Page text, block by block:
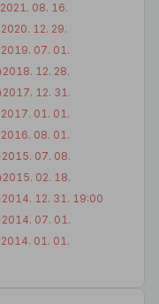
2021. 08. 16.
2020. 12. 29.
2019. 07. 01.
2018. 12. 28.
2017. 12. 31.
2017. 01. 01.
2016. 08. 01.
2015. 07. 08.
2015. 02. 18.
2014. 12. 31. 19:00
2014. 07. 01.
2014. 01. 01.